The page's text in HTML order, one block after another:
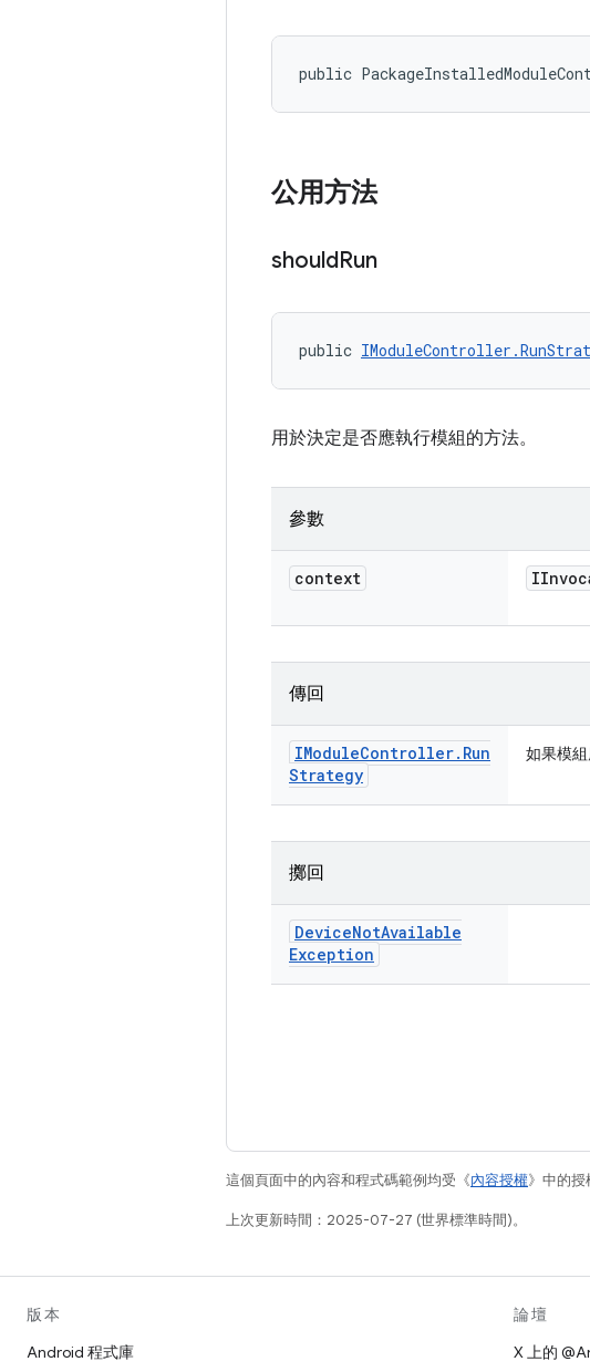
public
公用方法
shouldRun
public
用於決定是否應執行模組的方法。
參數
context
傳回
IModuleController. Run
Strategy
如果模
擲回
DeviceNotAvailable
Exception
這個頁面中的內容和程式碼範例均受《內容授權》中的
上次更新時間：2025-07-27 (世界標準時間)。
版本
Android 程式庫
論壇
X 上的